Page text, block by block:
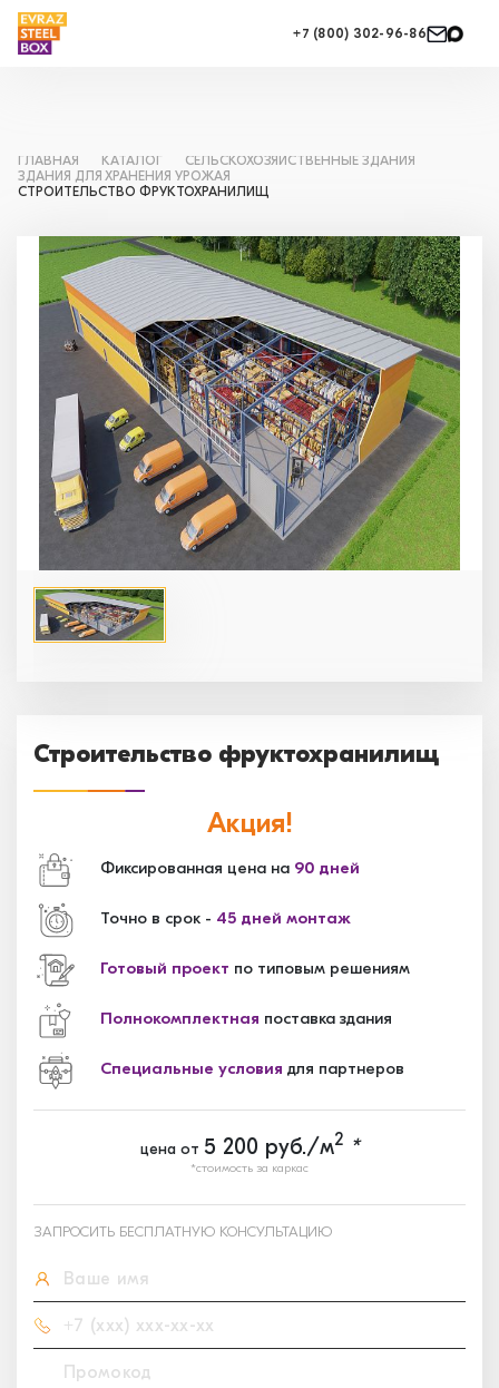
+7 (800) 302-96-86
ГЛАВНАЯ КАТАЛОГ
СЕЛЬСКОХОЗЯЙСТВЕННЫЕ ЗДАНИЯ
ЗДАНИЯ ДЛЯ ХРАНЕНИЯ УРОЖАЯ
СТРОИТЕЛЬСТВО ФРУКТОХРАНИЛИЩ
Строительство фруктохранилищ
Акция!
Фиксированная цена на 90 дней
Точно в срок - 45 дней монтаж
Готовый проект по типовым решениям
Полнокомплектная поставка здания
Специальные условия для партнеров
цена от 5 200 руб./м2 *
*стоимость за каркас
ЗАПРОСИТЬ БЕСПЛАТНУЮ КОНСУЛЬТАЦИЮ